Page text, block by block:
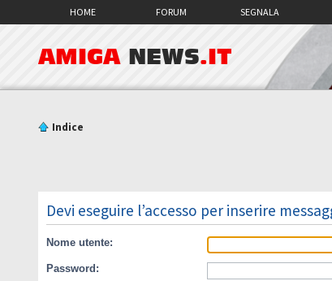
HOME FORUM SEGNALA
AMIGA NEWS.IT
Indice
Devi eseguire l’accesso per inserire
Nome utente:
Password: